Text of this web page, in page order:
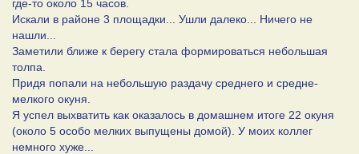
где-то около 15 часов.
Искали в районе 3 площадки... Ушли далеко... Ничего не
нашли...
Заметили ближе к берегу стала формироваться небольшая
толпа.
Придя попали на небольшую раздачу среднего и средне-
мелкого окуня.
Я успел выхватить как оказалось в домашнем итоге 22 окуня
(около 5 особо мелких выпущены домой). У моих коллег
немного хуже...